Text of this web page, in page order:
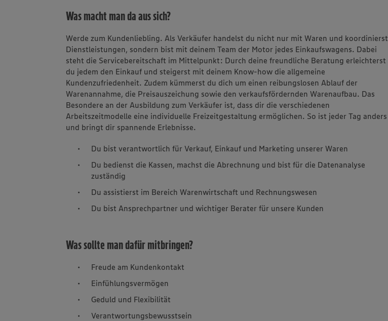
Was macht man da aus sich?
Werde zum Kundenliebling. Als Verkäufer handelst du nicht nur mit Waren und koordinierst
Dienstleistungen, sondern bist mit deinem Team der Motor jedes Einkaufswagens. Dabei
steht die Servicebereitschaft im Mittelpunkt: Durch deine freundliche Beratung erleichterst
du jedem den Einkauf und steigerst mit deinem Know-how die allgemeine
Kundenzufriedenheit. Zudem kümmerst du dich um einen reibungslosen Ablauf der
Warenannahme, die Preisauszeichung sowie den verkaufsfördernden Warenaufbau. Das
Besondere an der Ausbildung zum Verkäufer ist, dass dir die verschiedenen
Arbeitszeitmodelle eine individuelle Freizeitgestaltung ermöglichen. So ist jeder Tag anders
und bringt dir spannende Erlebnisse.
Du bist verantwortlich für Verkauf, Einkauf und Marketing unserer Waren
Du bedienst die Kassen, machst die Abrechnung und bist für die Datenanalyse
zuständig
Du assistierst im Bereich Warenwirtschaft und Rechnungswesen
Du bist Ansprechpartner und wichtiger Berater für unsere Kunden
Was sollte man dafür mitbringen?
Freude am Kundenkontakt
Einfühlungsvermögen
Geduld und Flexibilität
Verantwortungsbewusstsein